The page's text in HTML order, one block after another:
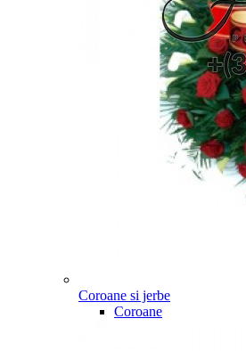
Coroane si jerbe
Coroane